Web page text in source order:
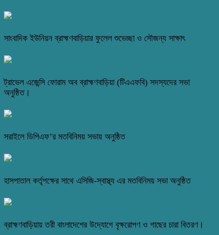
সাংবাদিক ইউনিয়ন ব্রাহ্মণবাড়িয়ার ফুলেল শুভেচ্ছা ও সৌজন্য সাক্ষাৎ
ট্রাভেল এজেন্সি ফোরাম অব ব্রাহ্মণবাড়িয়া (টিএএফবি) সদস্যদের সভা
অনুষ্ঠিত।
সরাইলে ডিপিএফ’র মতবিনিময় সভায় অনুষ্ঠিত
হাসপাতাল কর্তৃপক্ষের সাথে এসিজি-স্বাস্থ্য এর মতবিনিময় সভা অনুষ্ঠিত
ব্রাহ্মণবাড়িয়ায় তরী বাংলাদেশের উদ্যোগে বৃক্ষরোপণ ও গাছের চারা বিতরণ।